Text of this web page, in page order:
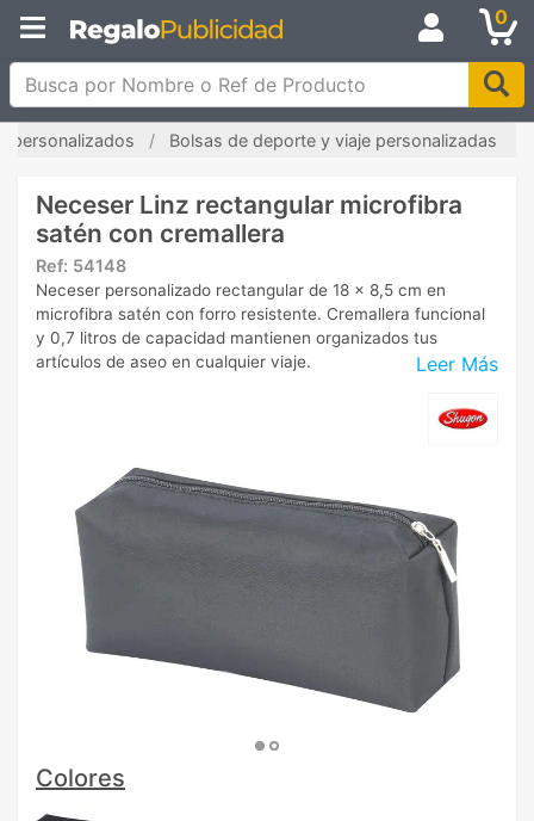
0
Busca por Nombre o Ref de Producto
personalizados Bolsas de deporte y viaje personalizadas
Neceser Linz rectangular microfibra
satén con cremallera
Ref: 54148
Leer Más
Neceser personalizado rectangular de 18 x 8,5 cm en
microfibra satén con forro resistente. Cremallera funcional
y 0,7 litros de capacidad mantienen organizados tus
artículos de aseo en cualquier viaje.
Colores